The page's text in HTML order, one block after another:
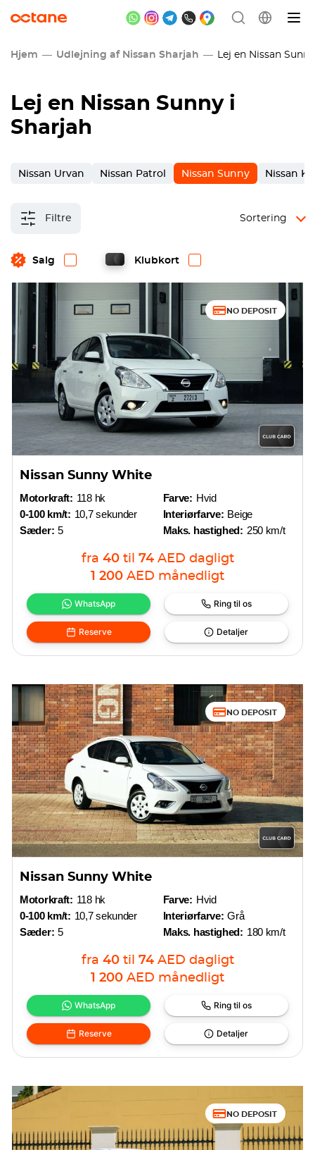
Hjem Udlejning af Nissan Sharjah Lej en Nissan
Lej en Nissan Sunny i
Sharjah
Nissan Urvan Nissan Patrol Nissan Sunny Nissan
Filtre
Salg Klubkort
Sortering
NO DEPOSIT
Nissan Sunny White
Motorkraft: 118 hk
0-100 km/t: 10,7 sekunder
Sæder: 5
Farve: Hvid
Interiørfarve: Beige
Maks. hastighed: 250 km/t
fra 40 til 74 AED dagligt
1 200 AED månedligt
WhatsApp Ring til os
Reserve Detaljer
NO DEPOSIT
Nissan Sunny White
Motorkraft: 118 hk
0-100 km/t: 10,7 sekunder
Sæder: 5
Farve: Hvid
Interiørfarve: Grå
Maks. hastighed: 180 km/t
fra 40 til 74 AED dagligt
1 200 AED månedligt
WhatsApp Ring til os
Reserve Detaljer
NO DEPOSIT